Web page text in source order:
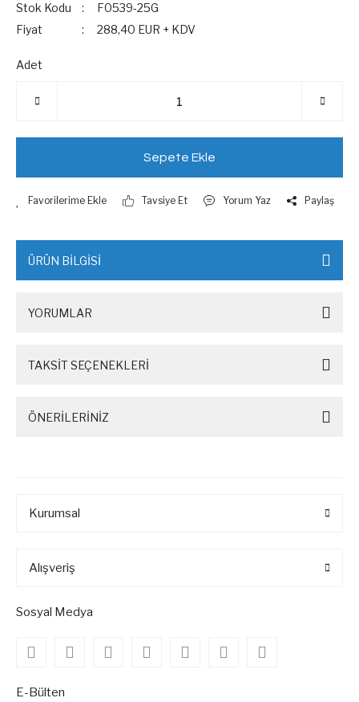
Stok Kodu
F0539-25G
Fiyat
288,40 EUR + KDV
Adet
Sepete Ekle
Tavsiye Et Yorum Yaz Paylaş
ÜRÜN BİLGİSİ
YORUMLAR
TAKSİT SEÇENEKLERİ
ÖNERİLERİNİZ
Kurumsal
Alışveriş
Sosyal Medya
E-Bülten